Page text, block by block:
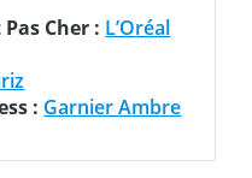
Cher : L’Oréal
: Garnier Ambre